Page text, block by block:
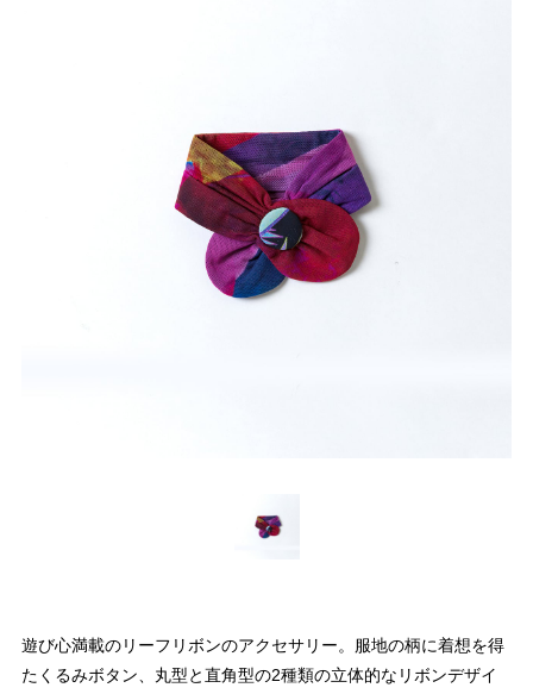
遊び心満載のリーフリボンのアクセサリー。服地の柄に着想を得
たくるみボタン、丸型と直角型の2種類の立体的なリボンデザイ